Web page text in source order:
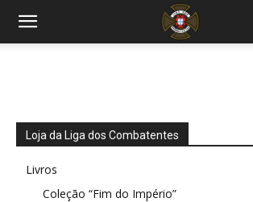
Loja da Liga dos Combatentes
Livros
Coleção “Fim do Império”